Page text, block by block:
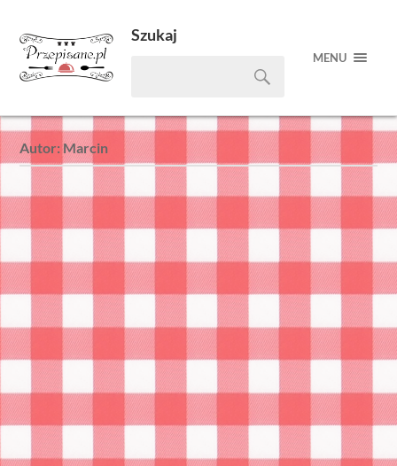
Szukaj
MENU
Autor: Marcin